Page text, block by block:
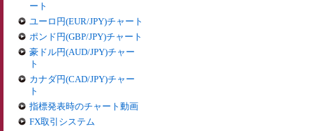
ート
ユーロ円(EUR/JPY)チャート
ポンド円(GBP/JPY)チャート
豪ドル円(AUD/JPY)チャー
ト
カナダ円(CAD/JPY)チャー
ト
指標発表時のチャート動画
FX取引システム